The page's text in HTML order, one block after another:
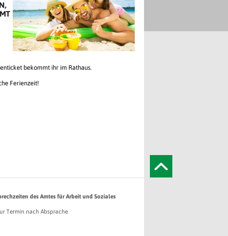
bekommt ihr im Rathaus.
Ferienzeit!
des Amtes für Arbeit und Soziales
Termin nach Absprache